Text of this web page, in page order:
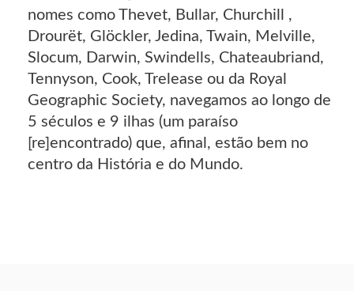
nomes como Thevet, Bullar, Churchill ,
Drourët, Glöckler, Jedina, Twain, Melville,
Slocum, Darwin, Swindells, Chateaubriand,
Tennyson, Cook, Trelease ou da Royal
Geographic Society, navegamos ao longo de
5 séculos e 9 ilhas (um paraíso
[re]encontrado) que, afinal, estão bem no
centro da História e do Mundo.